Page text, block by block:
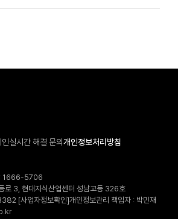
실시간 해결 문의개인정보처리방침
1666-5706
로 3, 현대지식산업센터 성남고등 326호
[사업자정보확인]개인정보관리 책임자 : 박민재